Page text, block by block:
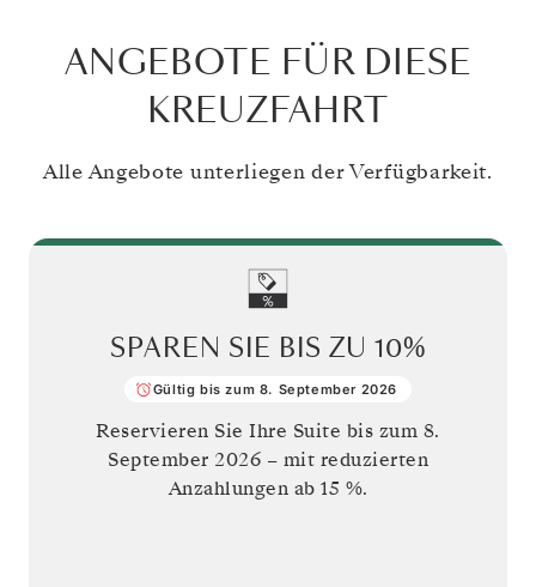
ANGEBOTE FÜR DIESE
KREUZFAHRT
Alle Angebote unterliegen der Verfügbarkeit.
SPAREN SIE BIS ZU 10%
Gültig bis zum 8. September 2026
Reservieren Sie Ihre Suite bis zum 8.
September 2026 – mit reduzierten
Anzahlungen ab 15 %.